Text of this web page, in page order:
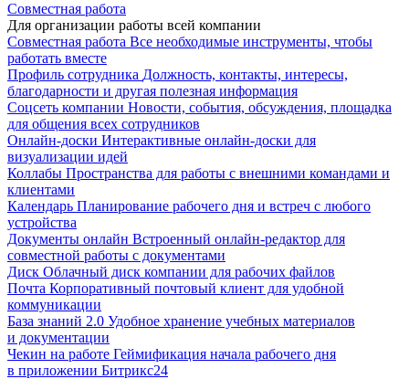
Совместная работа
Для организации работы всей компании
Совместная работа Все необходимые инструменты, чтобы
работать вместе
Профиль сотрудника Должность, контакты, интересы,
благодарности и другая полезная информация
Соцсеть компании Новости, события, обсуждения, площадка
для общения всех сотрудников
Онлайн-доски Интерактивные онлайн-доски для
визуализации идей
Коллабы Пространства для работы с внешними командами и
клиентами
Календарь Планирование рабочего дня и встреч с любого
устройства
Документы онлайн Встроенный онлайн-редактор для
совместной работы с документами
Диск Облачный диск компании для рабочих файлов
Почта Корпоративный почтовый клиент для удобной
коммуникации
База знаний 2.0 Удобное хранение учебных материалов
и документации
Чекин на работе Геймификация начала рабочего дня
в приложении Битрикс24